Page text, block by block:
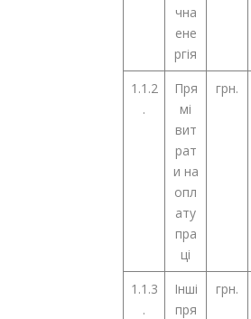
чна
ене
ргія
1.1.2
.
Пря
мі
вит
рат
и на
опл
ату
пра
ці
грн.
1.1.3
.
Інші
пря
грн.